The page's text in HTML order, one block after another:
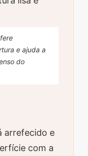
e ajuda a
do
arrefecido e
com a